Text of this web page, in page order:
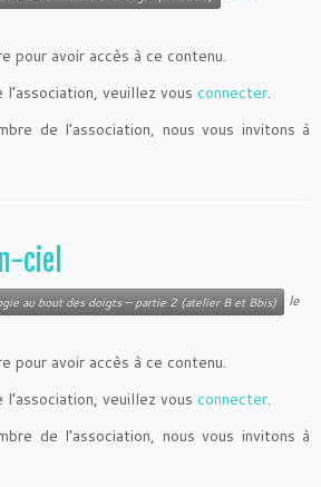
pour avoir accès à ce contenu.
veuillez vous connecter.
de l’association, nous vous invitons à
ciel
au bout des doigts – partie 2 (atelier B et Bbis)
le
pour avoir accès à ce contenu.
veuillez vous connecter.
de l’association, nous vous invitons à